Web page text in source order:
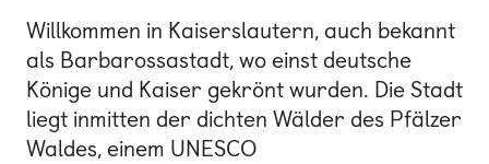
Willkommen in Kaiserslautern, auch bekannt
als Barbarossastadt, wo einst deutsche
Könige und Kaiser gekrönt wurden. Die Stadt
liegt inmitten der dichten Wälder des Pfälzer
Waldes, einem UNESCO